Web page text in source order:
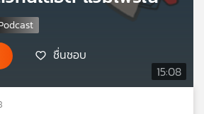
15:08
ชื่นชอบ